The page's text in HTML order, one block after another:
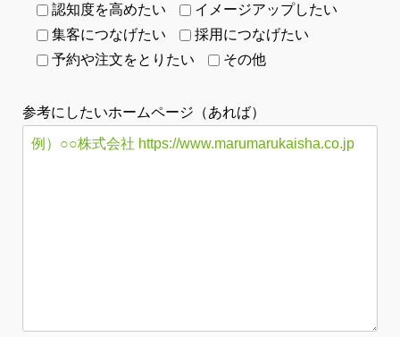
認知度を高めたい
イメージアップしたい
集客につなげたい
採用につなげたい
予約や注文をとりたい
その他
参考にしたいホームページ（あれば）